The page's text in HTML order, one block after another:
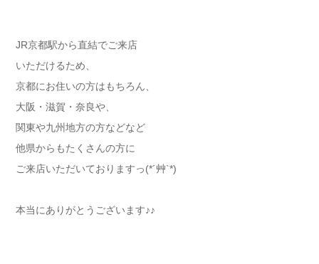
JR京都駅から直結でご来店
いただけるため、
京都にお住いの方はもちろん、
大阪・滋賀・奈良や、
関東や九州地方の方などなど
他県からもたくさんの方に
ご来店いただいておりますっ(*´艸`*)
本当にありがとうございます♪♪